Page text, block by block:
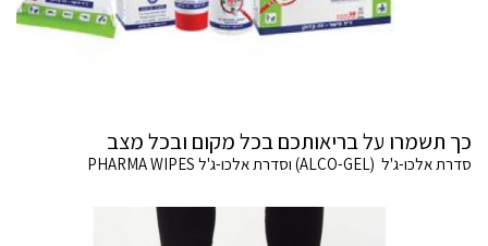
כך תשמרו על בריאותכם בכל מקום ובכל מצב
סדרת אלכו-ג'ל (ALCO-GEL) וסדרת אלכו-ג'ל PHARMA WIPES